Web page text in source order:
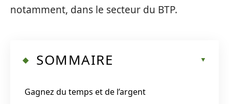
notamment, dans le secteur du BTP.
SOMMAIRE
Gagnez du temps et de l’argent